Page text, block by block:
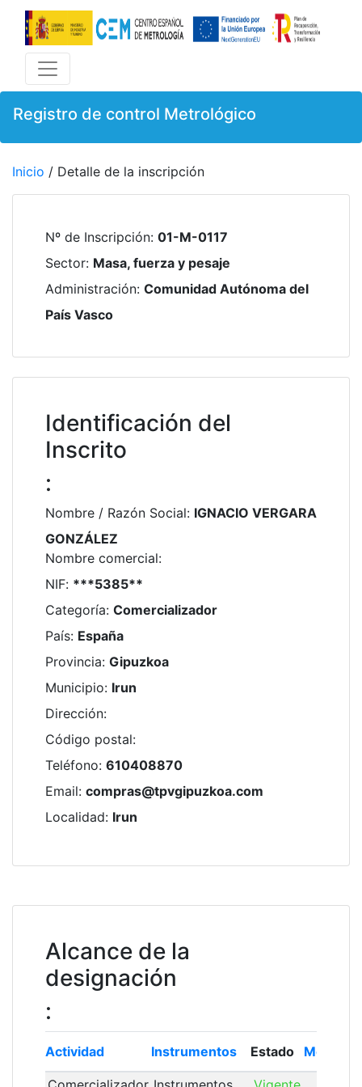
Registro de control Metrológico
Inicio / Detalle de la inscripción
Nº de Inscripción: 01-M-0117
Sector: Masa, fuerza y pesaje
Administración: Comunidad Autónoma del
País Vasco
Identificación del
Inscrito
:
Nombre / Razón Social: IGNACIO VERGARA
GONZÁLEZ
Nombre comercial:
NIF: ***5385**
Categoría: Comercializador
País: España
Provincia: Gipuzkoa
Municipio: Irun
Dirección:
Código postal:
Teléfono: 610408870
Email: compras@tpvgipuzkoa.com
Localidad: Irun
Alcance de la
designación
:
Actividad Instrumentos Estado Módulo